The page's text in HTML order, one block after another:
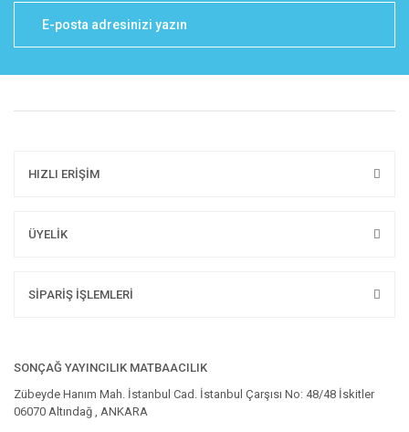
HIZLI ERİŞİM
ÜYELİK
SİPARİŞ İŞLEMLERİ
SONÇAĞ YAYINCILIK MATBAACILIK
Zübeyde Hanım Mah. İstanbul Cad. İstanbul Çarşısı No: 48/48 İskitler
06070 Altındağ , ANKARA